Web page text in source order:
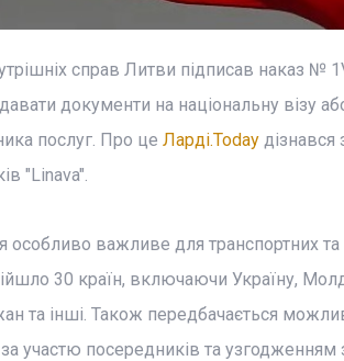
справ Литви підписав наказ
документи на національну візу
послуг. Про це Ларді.Todayдізнався
"Linava".
особливо важливе для транспортних та
30 країн, включаючи Україну,
та інші. Також передбачається
участю посередників та